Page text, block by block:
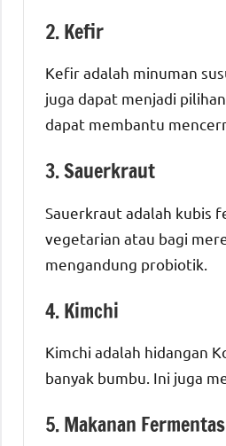
2. Kefir
Kefir adalah minuman
juga dapat menjadi
dapat membantu
3. Sauerkraut
Sauerkraut adalah kubis
vegetarian atau bagi
mengandung probiotik.
4. Kimchi
Kimchi adalah hidangan
banyak bumbu. Ini juga
5. Makanan